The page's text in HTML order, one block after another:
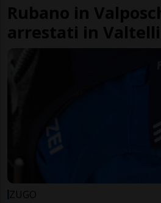
Rubano in
arrestati in
ZUGO